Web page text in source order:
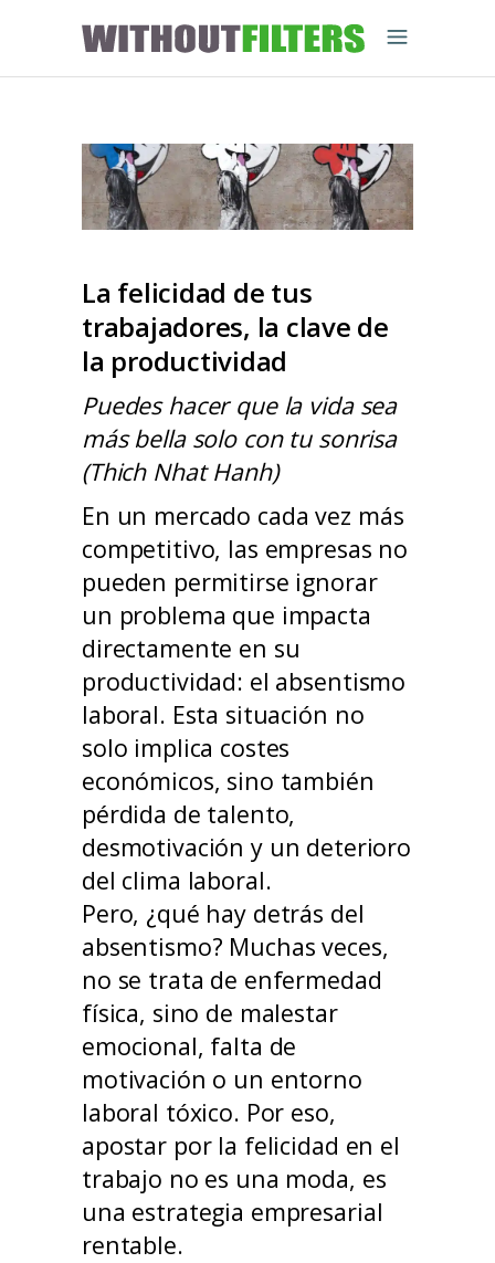
La felicidad de tus
trabajadores, la clave de
la productividad
Puedes hacer que la vida sea
más bella solo con tu sonrisa
(Thich Nhat Hanh)
En un mercado cada vez más
competitivo, las empresas no
pueden permitirse ignorar
un problema que impacta
directamente en su
productividad: el absentismo
laboral. Esta situación no
solo implica costes
económicos, sino también
pérdida de talento,
desmotivación y un deterioro
del clima laboral.
Pero, ¿qué hay detrás del
absentismo? Muchas veces,
no se trata de enfermedad
física, sino de malestar
emocional, falta de
motivación o un entorno
laboral tóxico. Por eso,
apostar por la felicidad en el
trabajo no es una moda, es
una estrategia empresarial
rentable.